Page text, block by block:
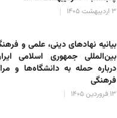
۳ اردیبهشت ۱۴۰۵
بیانیه نهادهای دینی، علمی و
بین‌المللی جمهوری اسلامی
درباره حمله به دانشگاه‌ها و
فرهنگی
۱۳ فروردین ۱۴۰۵